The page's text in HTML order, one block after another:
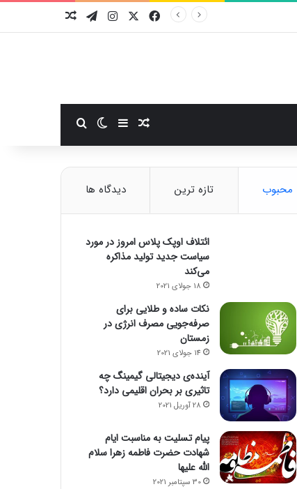
فیسبوکایکس اینستاگرام
تلگرام
نوشته تصادفی
سایدبارتغییر پوسته
محبوب تازه ترین دیدگاه ها
ائتلاف اوپک پلاس امروز در مورد
سیاست جدید تولید مذاکره
می‌کند
18 جولای 2021
نکات ساده و طلایی برای
صرفه‌جویی مصرف انرژی در
زمستان
14 جولای 2021
آینده‌ی دیجیتالی گیمینگ چه
تاثیری بر بحران اقلیمی دارد؟
28 آوریل 2021
پیام تسلیت به مناسبت ایام
شهادت حضرت فاطمه زهرا سلام
الله علیها
30 سپتامبر 2021